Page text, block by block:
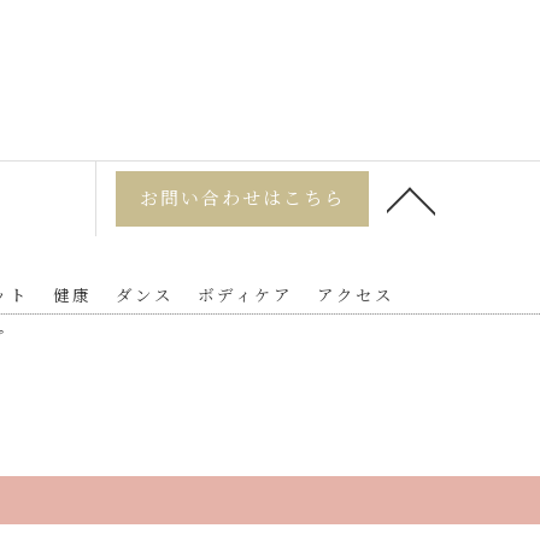
お問い合わせはこちら
ト 健康 ダンス ボディケア
アクセス